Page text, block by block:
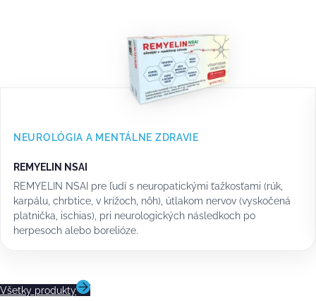
NEUROLÓGIA A MENTÁLNE ZDRAVIE
REMYELIN NSAI
REMYELIN NSAI pre ľudí s neuropatickými ťažkosťami (rúk,
karpálu, chrbtice, v krížoch, nôh), útlakom nervov (vyskočená
platnička, ischias), pri neurologických následkoch po
herpesoch alebo borelióze.
Všetky produkty